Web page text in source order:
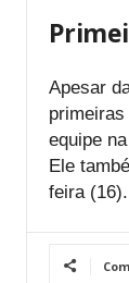
Apesar
equipe
Ele
feira (16).